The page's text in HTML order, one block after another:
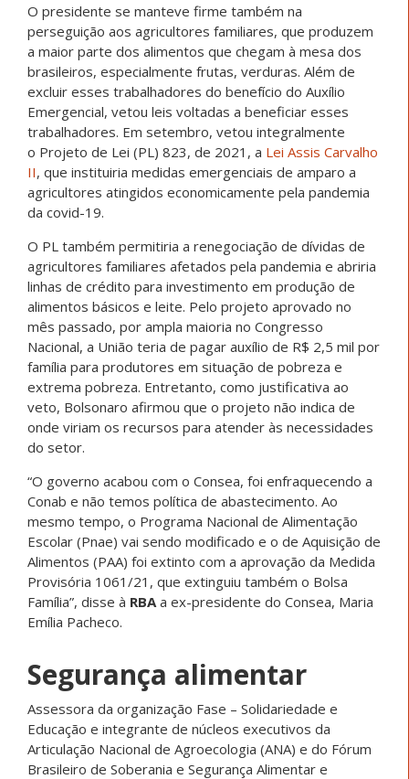
O presidente se manteve firme também na
perseguição aos agricultores familiares, que produzem
a maior parte dos alimentos que chegam à mesa dos
brasileiros, especialmente frutas, verduras. Além de
excluir esses trabalhadores do benefício do Auxílio
Emergencial, vetou leis voltadas a beneficiar esses
trabalhadores. Em setembro, vetou integralmente
o Projeto de Lei (PL) 823, de 2021, a Lei Assis Carvalho
II, que instituiria medidas emergenciais de amparo a
agricultores atingidos economicamente pela pandemia
da covid-19.
O PL também permitiria a renegociação de dívidas de
agricultores familiares afetados pela pandemia e abriria
linhas de crédito para investimento em produção de
alimentos básicos e leite. Pelo projeto aprovado no
mês passado, por ampla maioria no Congresso
Nacional, a União teria de pagar auxílio de R$ 2,5 mil por
família para produtores em situação de pobreza e
extrema pobreza. Entretanto, como justificativa ao
veto, Bolsonaro afirmou que o projeto não indica de
onde viriam os recursos para atender às necessidades
do setor.
“O governo acabou com o Consea, foi enfraquecendo a
Conab e não temos política de abastecimento. Ao
mesmo tempo, o Programa Nacional de Alimentação
Escolar (Pnae) vai sendo modificado e o de Aquisição de
Alimentos (PAA) foi extinto com a aprovação da Medida
Provisória 1061/21, que extinguiu também o Bolsa
Família”, disse à RBA a ex-presidente do Consea, Maria
Emília Pacheco.
Segurança alimentar
Assessora da organização Fase – Solidariedade e
Educação e integrante de núcleos executivos da
Articulação Nacional de Agroecologia (ANA) e do Fórum
Brasileiro de Soberania e Segurança Alimentar e